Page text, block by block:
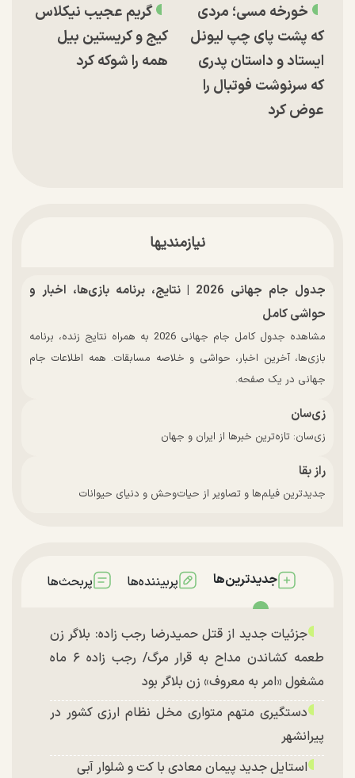
خورخه مسی؛ مردی
که پشت پای چپ لیونل
ایستاد و داستان پدری
که سرنوشت فوتبال را
عوض کرد
گریم عجیب نیکلاس
کیج و کریستین بیل
همه را شوکه کرد
نیازمندیها
جدول جام جهانی 2026 | نتایج، برنامه بازی‌ها، اخبار و
حواشی کامل
مشاهده جدول کامل جام جهانی 2026 به همراه نتایج زنده، برنامه
بازی‌ها، آخرین اخبار، حواشی و خلاصه مسابقات. همه اطلاعات جام
جهانی در یک صفحه.
زی‌سان
زی‌سان: تازه‌ترین خبرها از ایران و جهان
راز بقا
جدیدترین فیلم‌ها و تصاویر از حیات‌وحش و دنیای حیوانات
جدیدترین‌ها پربیننده‌ها پربحث‌ها
جزئیات جدید از قتل حمیدرضا رجب زاده: بلاگر زن
طعمه کشاندن مداح به قرار مرگ/ رجب زاده ۶ ماه
مشغول «امر به معروف» زن بلاگر بود
دستگیری متهم متواری مخل نظام ارزی کشور در
پیرانشهر
استایل جدید پیمان معادی با کت و شلوار آبی